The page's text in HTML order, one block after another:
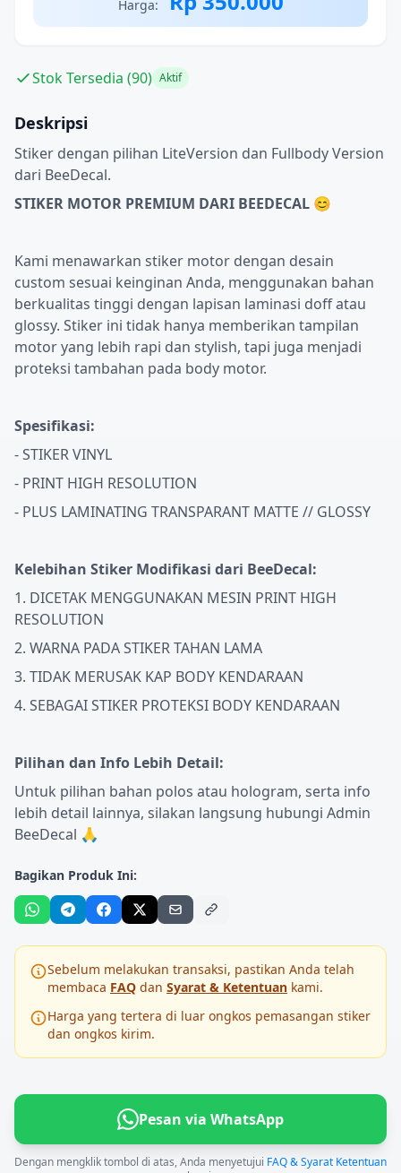
Harga:
Stok Tersedia (90) Aktif
Deskripsi
Stiker dengan pilihan LiteVersion dan Fullbody Version
dari BeeDecal.
STIKER MOTOR PREMIUM DARI BEEDECAL 😊
Kami menawarkan stiker motor dengan desain
custom sesuai keinginan Anda, menggunakan bahan
berkualitas tinggi dengan lapisan laminasi doff atau
glossy. Stiker ini tidak hanya memberikan tampilan
motor yang lebih rapi dan stylish, tapi juga menjadi
proteksi tambahan pada body motor.
Spesifikasi:
- STIKER VINYL
- PRINT HIGH RESOLUTION
- PLUS LAMINATING TRANSPARANT MATTE // GLOSSY
Kelebihan Stiker Modifikasi dari BeeDecal:
1. DICETAK MENGGUNAKAN MESIN PRINT HIGH
RESOLUTION
2. WARNA PADA STIKER TAHAN LAMA
3. TIDAK MERUSAK KAP BODY KENDARAAN
4. SEBAGAI STIKER PROTEKSI BODY KENDARAAN
Pilihan dan Info Lebih Detail:
Untuk pilihan bahan polos atau hologram, serta info
lebih detail lainnya, silakan langsung hubungi Admin
BeeDecal 🙏
Bagikan Produk Ini:
Sebelum melakukan transaksi, pastikan Anda telah
membaca FAQ dan Syarat & Ketentuan kami.
Harga yang tertera di luar ongkos pemasangan stiker
dan ongkos kirim.
Pesan via WhatsApp
Dengan mengklik tombol di atas, Anda menyetujui FAQ & Syarat Ketentuan